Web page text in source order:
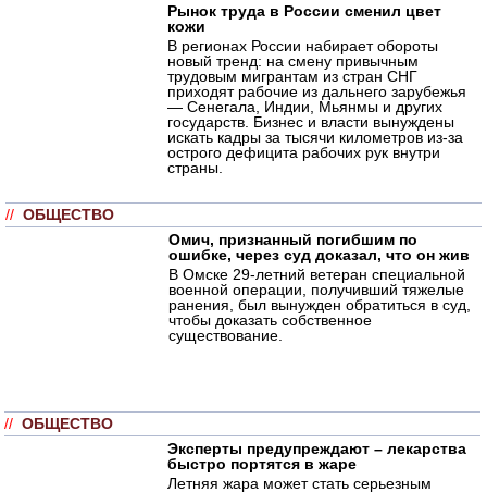
Рынок труда в России сменил цвет
кожи
В регионах России набирает обороты
новый тренд: на смену привычным
трудовым мигрантам из стран СНГ
приходят рабочие из дальнего зарубежья
— Сенегала, Индии, Мьянмы и других
государств. Бизнес и власти вынуждены
искать кадры за тысячи километров из-за
острого дефицита рабочих рук внутри
страны.
// ОБЩЕСТВО
Омич, признанный погибшим по
ошибке, через суд доказал, что он жив
В Омске 29-летний ветеран специальной
военной операции, получивший тяжелые
ранения, был вынужден обратиться в суд,
чтобы доказать собственное
существование.
// ОБЩЕСТВО
Эксперты предупреждают – лекарства
быстро портятся в жаре
Летняя жара может стать серьезным